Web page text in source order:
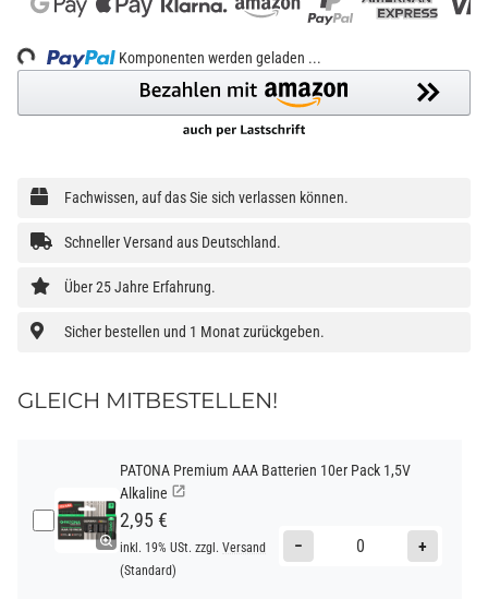
Loading... Komponenten werden geladen ...
Fachwissen, auf das Sie sich verlassen können.
Schneller Versand aus Deutschland.
Über 25 Jahre Erfahrung.
Sicher bestellen und 1 Monat zurückgeben.
GLEICH MITBESTELLEN!
PATONA Premium AAA Batterien 10er Pack 1,5V
Alkaline
2,95 €
inkl. 19% USt. zzgl. Versand
(Standard)
− +